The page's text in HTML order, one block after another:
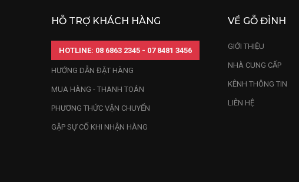
HỖ TRỢ KHÁCH HÀNG
HOTLINE: 08 6863 2345 - 07 8481 3456
HƯỚNG DẪN ĐẶT HÀNG
MUA HÀNG - THANH TOÁN
PHƯƠNG THỨC VẬN CHUYỂN
GẶP SỰ CỐ KHI NHẬN HÀNG
VỀ GỖ ĐỈNH
GIỚI THIỆU
NHÀ CUNG CẤP
KÊNH THÔNG TIN
LIÊN HỆ